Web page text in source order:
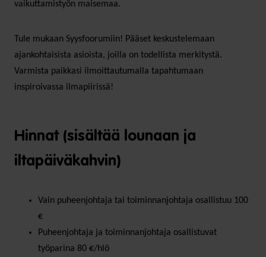
vaikuttamistyön maisemaa.
Tule mukaan Syysfoorumiin! Pääset keskustelemaan
ajankohtaisista asioista, joilla on todellista merkitystä.
Varmista paikkasi ilmoittautumalla tapahtumaan
inspiroivassa ilmapiirissä!
Hinnat (sisältää lounaan ja
iltapäiväkahvin)
Vain puheenjohtaja tai toiminnanjohtaja osallistuu 100
€
Puheenjohtaja ja toiminnanjohtaja osallistuvat
työparina 80 €/hlö